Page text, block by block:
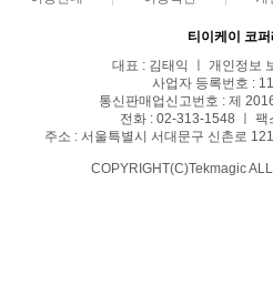
티이케이 코
대표 : 김태익 ㅣ 개인정보
사업자 등록번호 :
통신판매업신고번호 : 제
전화 : 02-313-1548 ㅣ
주소 : 서울특별시 서대문구 신촌로
COPYRIGHT(C)Tekmagic